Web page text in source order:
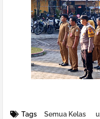
Tags Semua Kelas